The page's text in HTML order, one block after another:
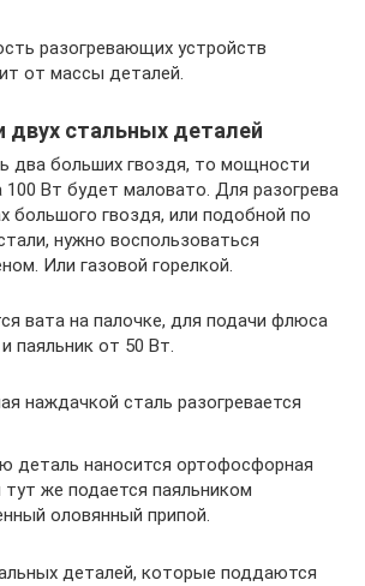
разогревающих устройств
от массы деталей.
двух стальных деталей
два больших гвоздя, то мощности
100 Вт будет маловато. Для разогрева
большого гвоздя, или подобной по
нужно воспользоваться
Или газовой горелкой.
вата на палочке, для подачи флюса
паяльник от 50 Вт.
наждачкой сталь разогревается
деталь наносится ортофосфорная
тут же подается паяльником
оловянный припой.
деталей, которые поддаются